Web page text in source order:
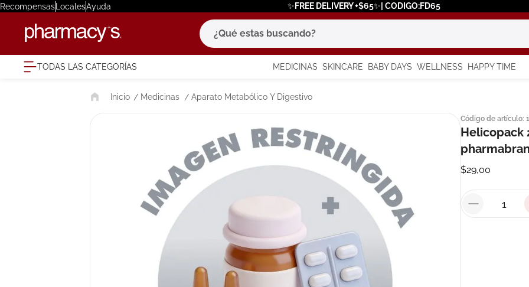
RecompensasLocalesAyuda ✨FREE DELIVERY +$65✨| CODIGO:FD65
¿Qué estas buscando?
TODAS LAS CATEGORÍAS MEDICINAS SKINCARE BABY DAYS WELLNESS HAPPY TIME
Medicinas Aparato Metabólico Y Digestivo
Código de artículo:
$29,00
términos más buscados
1. eucerin
3. bioderma
7.
. roche posay
9. nivea